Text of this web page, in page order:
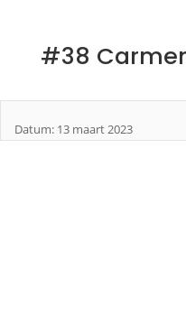
#38
Datum: 13 maart 2023